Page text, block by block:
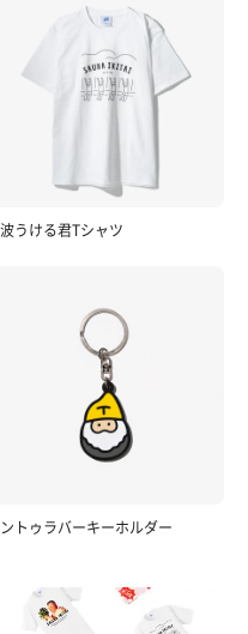
うける君Tシャツ
ントゥラバーキーホルダー